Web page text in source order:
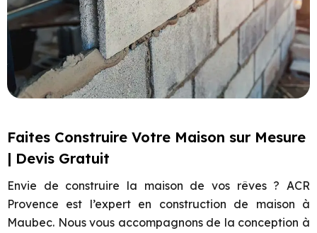
Faites Construire Votre Maison sur Mesure
| Devis Gratuit
Envie de construire la maison de vos rêves ? ACR
Provence est l’expert en construction de maison à
Maubec. Nous vous accompagnons de la conception à